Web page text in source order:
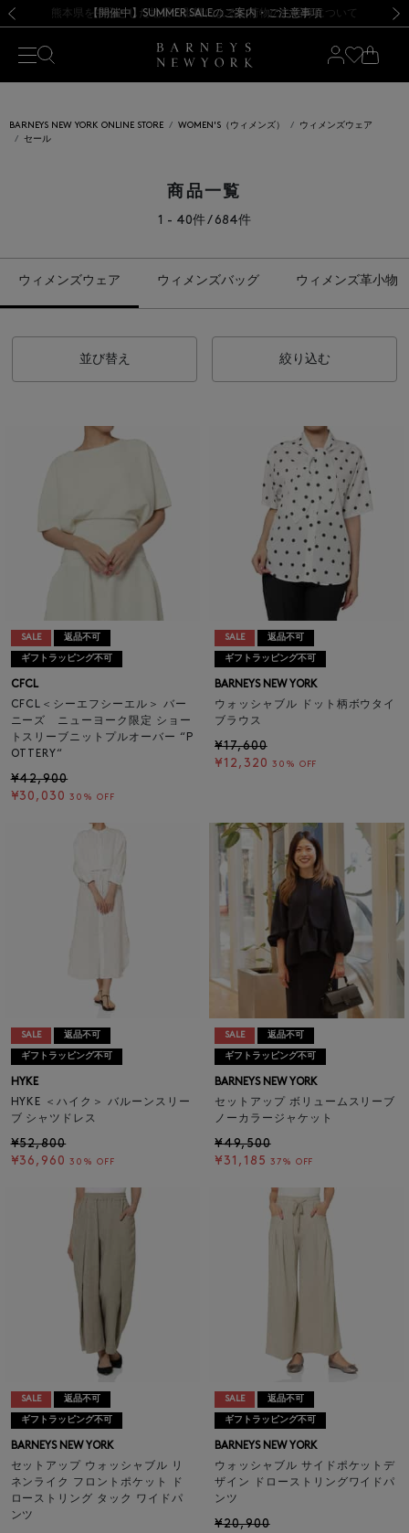
熊本県を中心とした地震の影響によるお荷物のお届けについて
【開催中】SUMMER SALEのご案内・ご注意事項
BARNEYS NEW YORK ONLINE STORE WOMEN'S（ウィメンズ）
ウィメンズウェア
セール
商品一覧
1 - 40件 / 684件
ウィメンズウェア ウィメンズバッグ ウィメンズ革小物
並び替え 絞り込む
SALE 返品不可
ギフトラッピング不可
CFCL
CFCL＜シーエフシーエル＞ バー
ニーズ ニューヨーク限定 ショー
トスリーブニットプルオーバー “P
OTTERY“
¥42,900
¥30,030 30% OFF
SALE 返品不可
ギフトラッピング不可
BARNEYS NEW YORK
ウォッシャブル ドット柄ボウタイ
ブラウス
¥17,600
¥12,320 30% OFF
SALE 返品不可
ギフトラッピング不可
HYKE
HYKE ＜ハイク＞ バルーンスリー
ブ シャツドレス
¥52,800
¥36,960 30% OFF
SALE 返品不可
ギフトラッピング不可
BARNEYS NEW YORK
セットアップ ボリュームスリーブ
ノーカラージャケット
¥49,500
¥31,185 37% OFF
SALE 返品不可
ギフトラッピング不可
BARNEYS NEW YORK
セットアップ ウォッシャブル リ
ネンライク フロントポケット ド
ローストリング タック ワイドパ
ンツ
SALE 返品不可
ギフトラッピング不可
BARNEYS NEW YORK
ウォッシャブル サイドポケットデ
ザイン ドローストリングワイドパ
ンツ
¥20,900